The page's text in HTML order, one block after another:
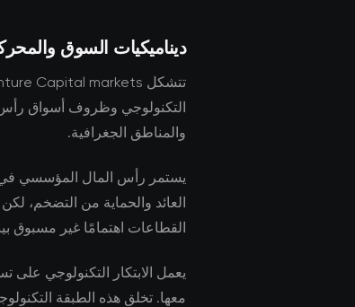
ديناميكيات السوق
التكنولوجي وظروف أسواق رأس
والمناطق الجغرافية.
يستمر رأس المال المؤسسي
العائد والحماية من
القطاعات اهتمامًا غير مسبوق
يعمل الابتكار التكنولوجي على
معها. تخلق هذه الطبقة